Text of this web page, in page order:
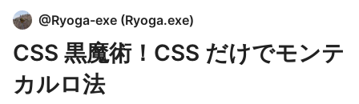
@Ryoga-exe (Ryoga.exe)
CSS 黒魔術！CSS だけでモンテ
カルロ法